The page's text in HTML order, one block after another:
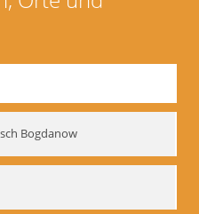
Bogdanow